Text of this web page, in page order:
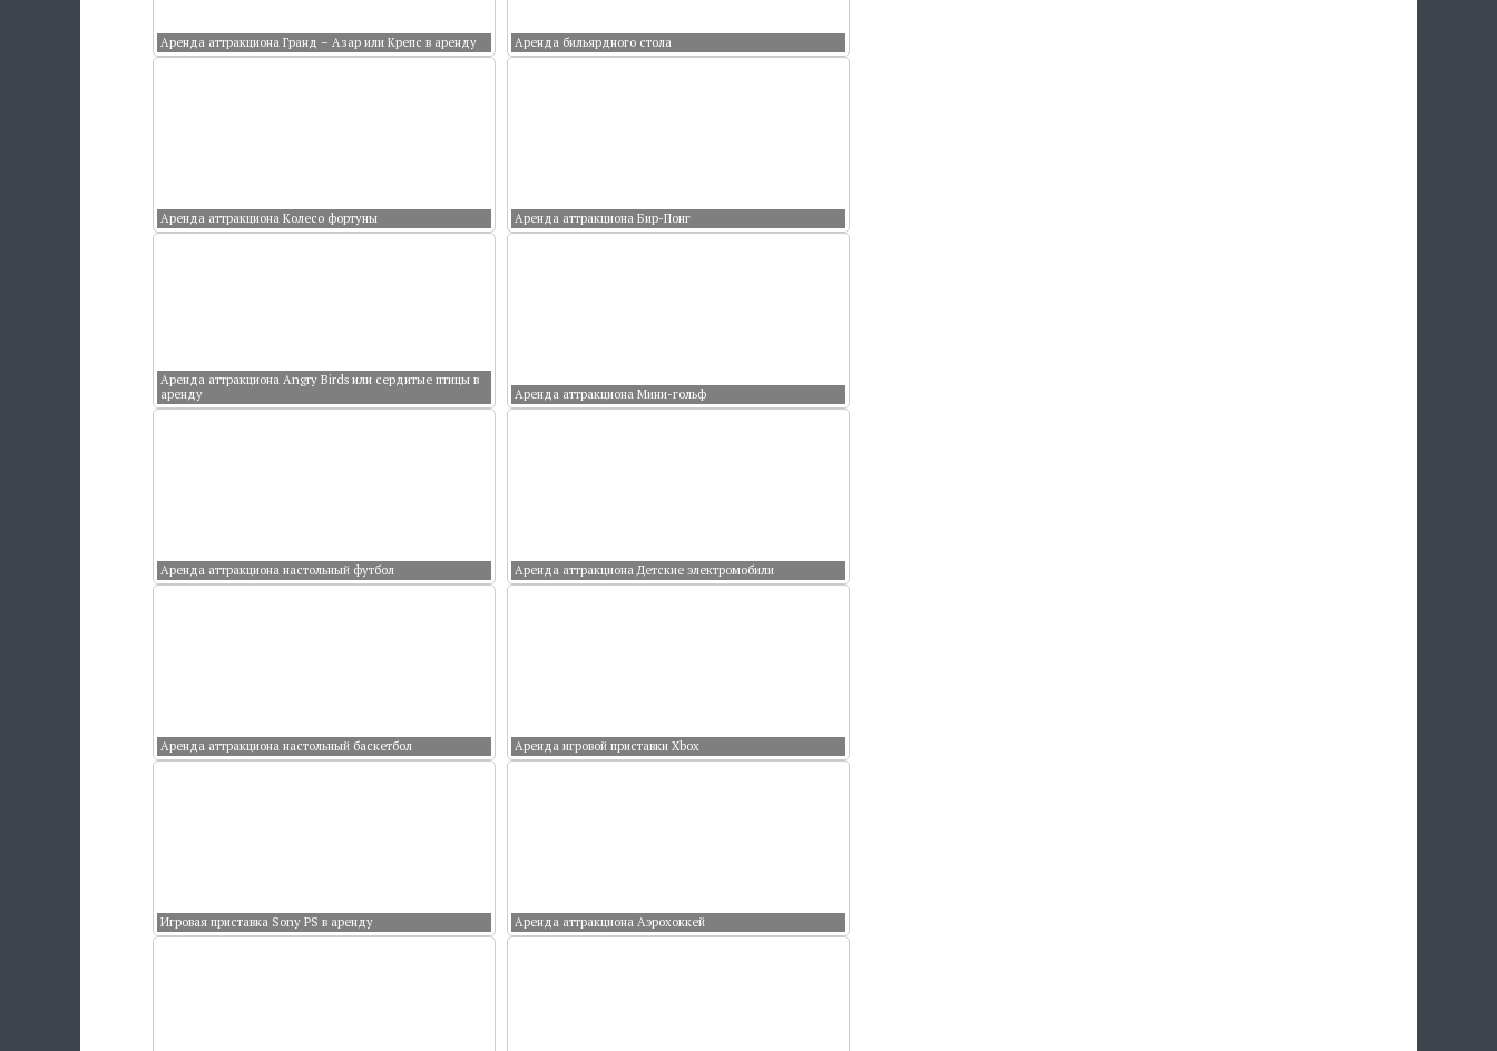
Аренда аттракциона Гранд – Азар или Крепс в аренду Аренда бильярдного стола
Аренда аттракциона Колесо фортуны Аренда аттракциона Бир-Понг
Аренда аттракциона Angry Birds или сердитые птицы в
аренду
Аренда аттракциона Мини-гольф
Аренда аттракциона настольный футбол Аренда аттракциона Детские электромобили
Аренда аттракциона настольный баскетбол Аренда игровой приставки Xbox
Игровая приставка Sony PS в аренду Аренда аттракциона Аэрохоккей